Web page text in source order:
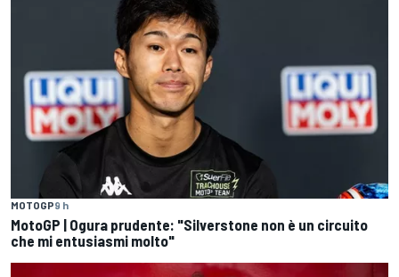
MOTOGP9 h
MotoGP | Ogura prudente: "Silverstone non è un circuito
che mi entusiasmi molto"